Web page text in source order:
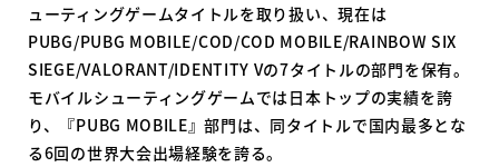
ューティングゲームタイトルを取り扱い、現在は
PUBG/PUBG MOBILE/COD/COD MOBILE/RAINBOW SIX
SIEGE/VALORANT/IDENTITY Vの7タイトルの部門を保有。
モバイルシューティングゲームでは日本トップの実績を誇
り、『PUBG MOBILE』部門は、同タイトルで国内最多とな
る6回の世界大会出場経験を誇る。